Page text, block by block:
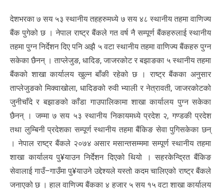
देशभरका ७ सय ५३ स्थानीय तहहरुमध्ये ७ सय ४८ स्थानीय तहमा वाणिज्य
बैंक पुगेको छ । नेपाल राष्ट्र बैंकले गत वर्ष नै सम्पूर्ण बैंकहरुलाई स्थानीय
तहमा पुग्न निर्देशन दिए पनि अझै ५ वटा स्थानीय तहमा वाणिज्य बैंकहरु पुग्न
सकेका छैनन् । ताप्लेजुङ, धादिङ, जाजरकोट र बझाङका ५ स्थानीय तहमा
बैंकको शाखा कार्यालय खुल्न बाँकी रहेको छ । राष्ट्र बैंकका अनुसार
ताप्लेजुङको मिक्वाखोला, धादिङको रुवी भ्याली र नेत्रावती, जाजरकोटको
जुनीचाँदे र बझाङको काँडा गाउपालिकामा शाखा कार्यालय पुग्न सकेका
छैनन् । जम्मा ७ सय ५३ स्थानीय निकायमध्ये प्रदेश २, गण्डकी प्रदेश
तथा लुम्बिनी प्रदेशका सम्पूर्ण स्थानीय तहमा बैंकिङ सेवा पुगिसकेका छन्
। नेपाल राष्ट्र बैंकले २०७४ असार मसान्तसम्ममा सम्पूर्ण स्थानीय तहमा
शाखा कार्यालय पु¥याउन निर्देशन दिएको थियो । सहरकेन्द्रित बैंकिङ
सेवालाई गाउँ–गाउँमा पु¥याउने उद्देश्यले यस्तो कदम चालिएको राष्ट्र बैंकले
जनाएको छ । हाल वाणिज्य बैंकका ४ हजार ५ सय १५ वटा शाखा कार्यालय